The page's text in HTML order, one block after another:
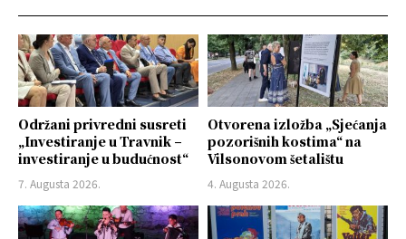
Održani privredni susreti
„Investiranje u Travnik –
investiranje u budućnost“
7. Augusta 2026.
Otvorena izložba „Sjećanja
pozorišnih kostima“ na
Vilsonovom šetalištu
4. Augusta 2026.